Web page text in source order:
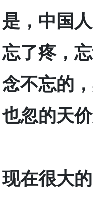
是，中国
忘了疼，
念不忘的
也忽的天价
现在很大